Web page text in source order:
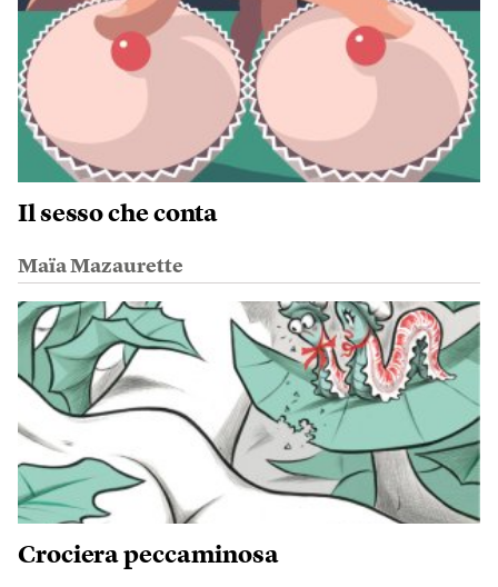
Il sesso che conta
Maïa Mazaurette
Crociera peccaminosa